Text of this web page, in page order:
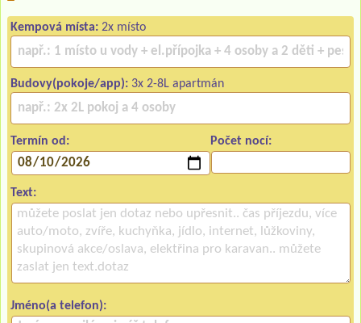
Kempová místa: 2x místo
Budovy(pokoje/app): 3x 2-8L apartmán
Termín od: Počet nocí:
Text:
Jméno(a telefon):